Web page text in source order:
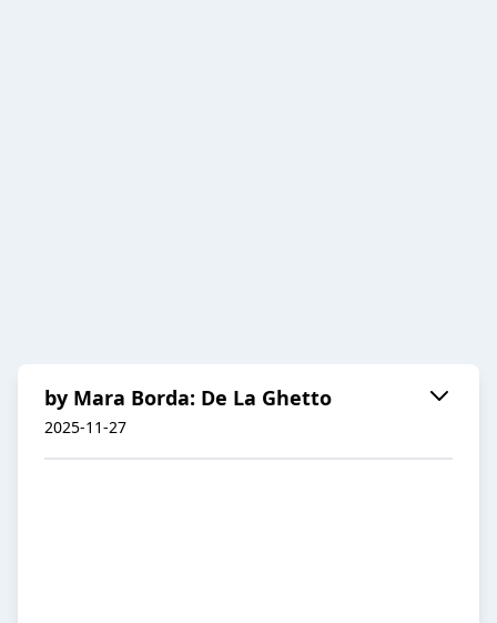
by Mara Borda: De La Ghetto
2025-11-27